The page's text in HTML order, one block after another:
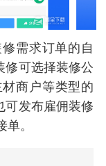
需求订单的自
修可选择装修公
商户等类型的
可发布雇佣装修
。